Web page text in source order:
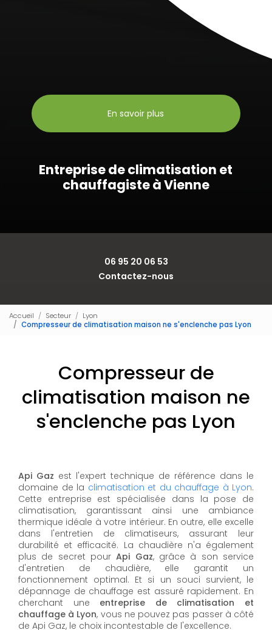
En savoir plus
Entreprise de climatisation et
chauffagiste à Vienne
06 95 20 06 53
Contactez-nous
Accueil Secteur
Lyon
Compresseur de climatisation maison ne s'enclenche pas Lyon
Compresseur de
climatisation maison ne
s'enclenche pas Lyon
Api Gaz est l'expert technique de référence dans le
domaine de la climatisation et du chauffage à Lyon.
Cette entreprise est spécialisée dans la pose de
climatisation, garantissant ainsi une ambiance
thermique idéale à votre intérieur. En outre, elle excelle
dans l'entretien de climatiseurs, assurant leur
durabilité et efficacité. La chaudière n'a également
plus de secret pourApi Gaz, grâce à son service
d'entretien de chaudière, elle garantit un
fonctionnement optimal. Et si un souci survient, le
dépannage de chauffage est assuré rapidement. En
cherchant une entreprise de climatisation et
chauffage à Lyon, vous ne pouvez pas passer à côté
de Api Gaz, le choix incontestable de l'excellence.